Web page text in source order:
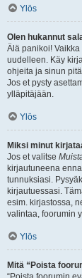
Ylös
Olen hukannut
Älä panikoi!
uudelleen. Käy
ohjeita ja sinun
Jos et pysty
ylläpitäjään.
Ylös
Miksi minut
Jos et valitse
kirjautuneena
tunnuksiasi.
kirjautuessasi.
esim. kirjastossa,
valintaa, foorumin
Ylös
Mitä “Poista